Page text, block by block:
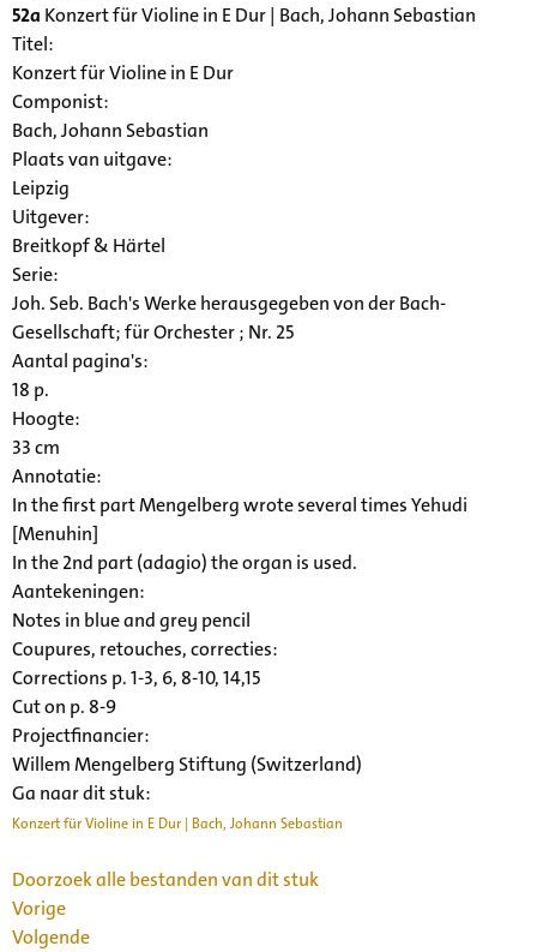
52a Konzert für Violine in E Dur | Bach, Johann Sebastian
Titel:
Konzert für Violine in E Dur
Componist:
Bach, Johann Sebastian
Plaats van uitgave:
Leipzig
Uitgever:
Breitkopf & Härtel
Serie:
Joh. Seb. Bach's Werke herausgegeben von der Bach-
Gesellschaft; für Orchester ; Nr. 25
Aantal pagina's:
18 p.
Hoogte:
33 cm
Annotatie:
In the first part Mengelberg wrote several times Yehudi
[Menuhin]
In the 2nd part (adagio) the organ is used.
Aantekeningen:
Notes in blue and grey pencil
Coupures, retouches, correcties:
Corrections p. 1-3, 6, 8-10, 14,15
Cut on p. 8-9
Projectfinancier:
Willem Mengelberg Stiftung (Switzerland)
Ga naar dit stuk:
Konzert für Violine in E Dur | Bach, Johann Sebastian
Doorzoek alle bestanden van dit stuk
Vorige
Volgende